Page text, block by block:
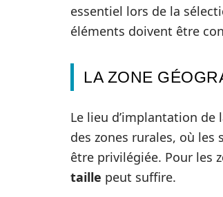
essentiel lors de la
éléments doivent être
LA ZONE
Le lieu d’implantation
des zones rurales, où
être privilégiée. Pour les
taille peut suffire.